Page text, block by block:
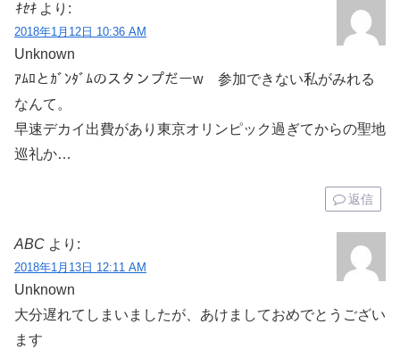
ｷｾｷ より:
2018年1月12日 10:36 AM
Unknown
ｱﾑﾛとｶﾞﾝﾀﾞﾑのスタンプだーw 参加できない私がみれる
なんて。
早速デカイ出費があり東京オリンピック過ぎてからの聖地
巡礼か…
返信
ABC より:
2018年1月13日 12:11 AM
Unknown
大分遅れてしまいましたが、あけましておめでとうござい
ます